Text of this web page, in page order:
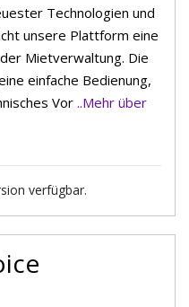
Technologien und
unsere Plattform eine
Mietverwaltung. Die
einfache Bedienung,
Vor ..Mehr über
verfügbar.